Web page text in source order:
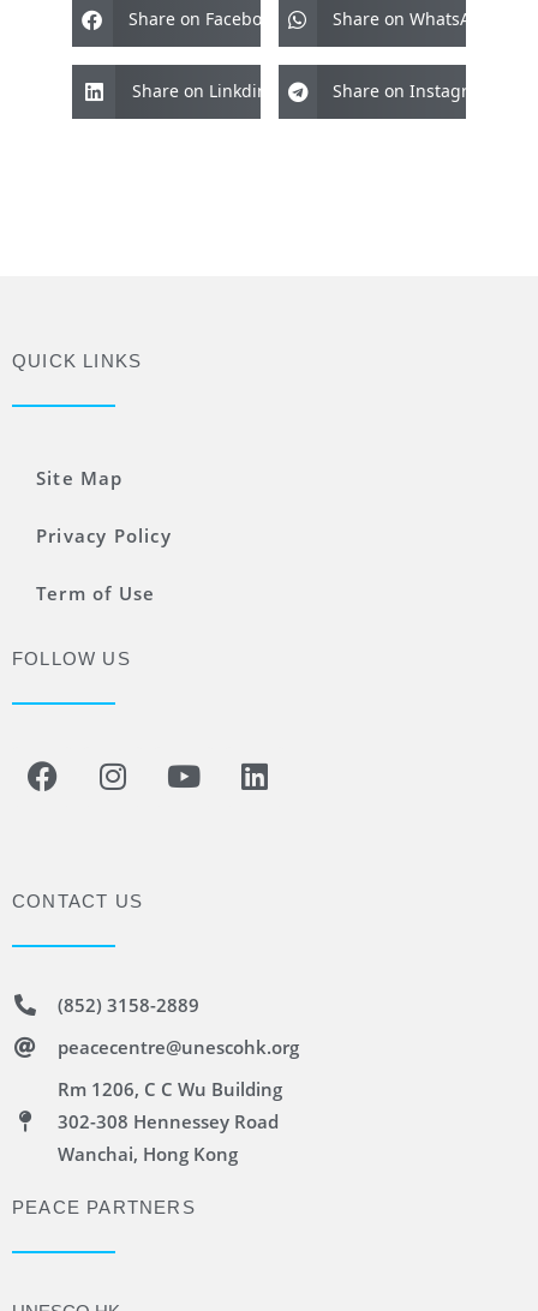
Share on Facebook Share on WhatsApp
Share on Linkdin Share on Instagram
QUICK LINKS
Site Map
Privacy Policy
Term of Use
FOLLOW US
CONTACT US
(852) 3158-2889
peacecentre@unescohk.org
Rm 1206, C C Wu Building
302-308 Hennessey Road
Wanchai, Hong Kong
PEACE PARTNERS